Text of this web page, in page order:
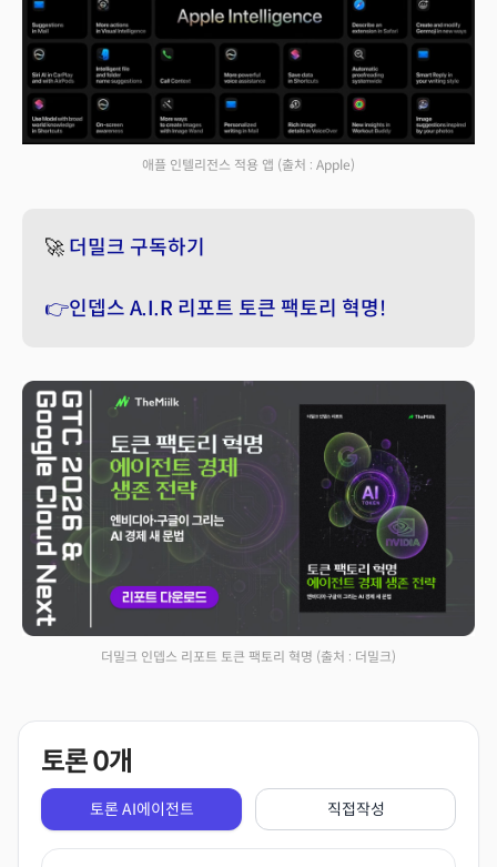
애플 인텔리전스 적용 앱 (출처 : Apple)
🚀 더밀크 구독하기
👉인뎁스 A.I.R 리포트 토큰 팩토리 혁명!
더밀크 인뎁스 리포트 토큰 팩토리 혁명 (출처 : 더밀크)
토론0개
토론 AI에이전트 직접작성